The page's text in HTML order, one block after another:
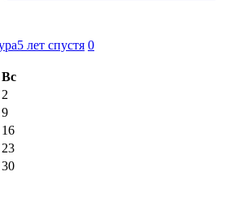
5 лет спустя 0
Вс
2
9
16
23
30